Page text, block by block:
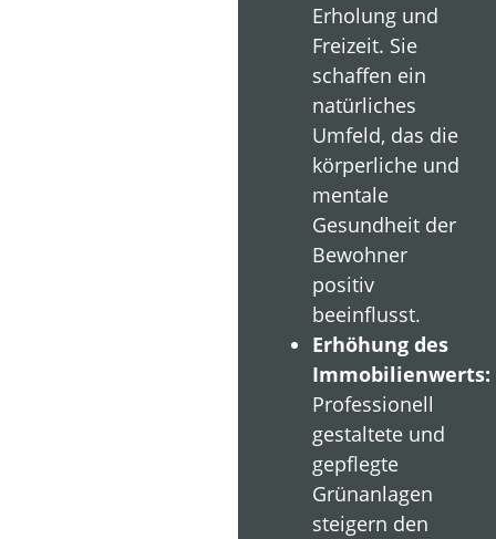
Erholung und
Freizeit. Sie
schaffen ein
natürliches
Umfeld, das die
körperliche und
mentale
Gesundheit der
Bewohner
positiv
beeinflusst.
Erhöhung des
Immobilienwerts:
Professionell
gestaltete und
gepflegte
Grünanlagen
steigern den